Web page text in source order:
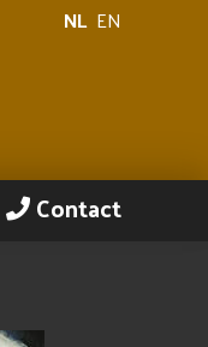
NL EN
Contact